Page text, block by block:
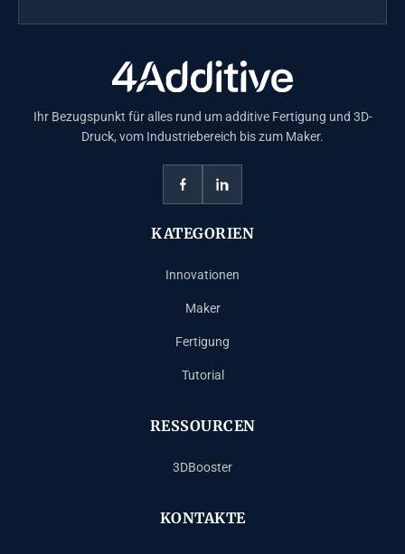
Ihr Bezugspunkt für alles rund um additive Fertigung und 3D-
Druck, vom Industriebereich bis zum Maker.
KATEGORIEN
Innovationen
Maker
Fertigung
Tutorial
RESSOURCEN
3DBooster
KONTAKTE